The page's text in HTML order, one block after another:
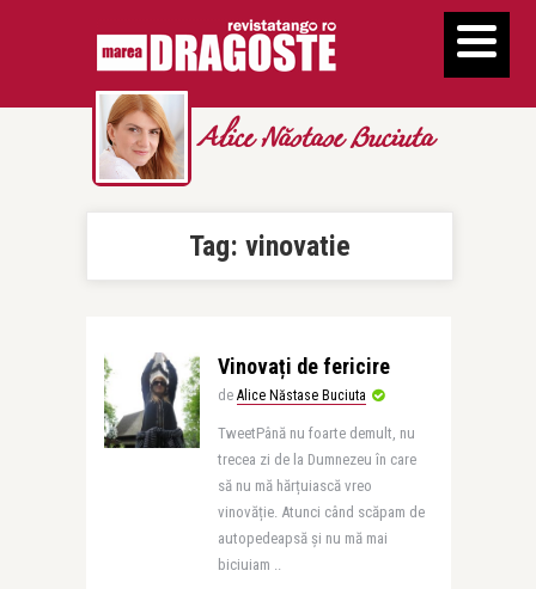
Alice Năstase Buciuta
Tag: vinovatie
Vinovați de fericire
de Alice Năstase Buciuta
TweetPână nu foarte demult, nu
trecea zi de la Dumnezeu în care
să nu mă hărțuiască vreo
vinovăție. Atunci când scăpam de
autopedeapsă și nu mă mai
biciuiam ..